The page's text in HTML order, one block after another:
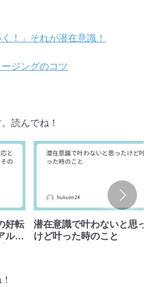
！」それが潜在意識！
ジングのコツ
読んでね！
好転
ル的
潜在意識で叶わないと思っ
けど叶った時のこと